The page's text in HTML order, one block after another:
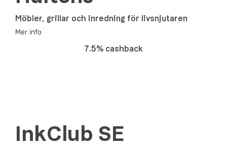
Möbler, grillar och inredning för livsnjutaren
Mer info
7.5% cashback
InkClub SE